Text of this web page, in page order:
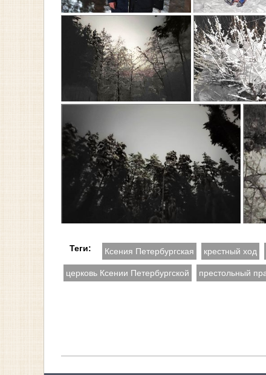
Теги: Ксения Петербургская крестный ход
церковь Ксении Петербургской престольный